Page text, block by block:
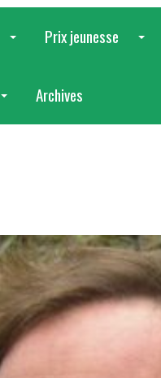
Prix jeunesse
...
Archives